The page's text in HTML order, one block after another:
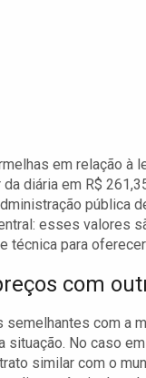
em relação
diária em R$
pública
esses valores
técnica para
com
com a
No caso
similar com o